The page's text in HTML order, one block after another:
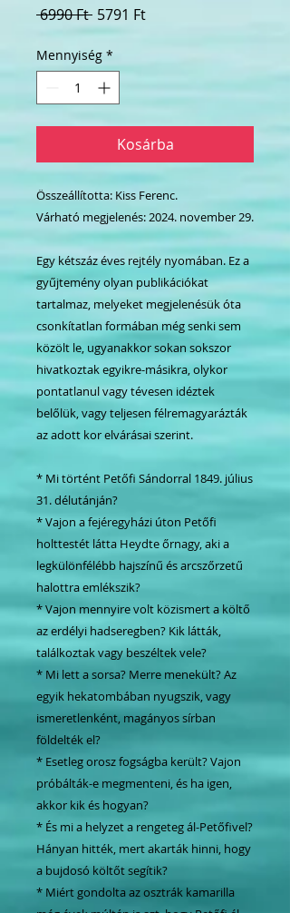
6990 Ft Szokásos
ár
5791 FtAkciós
Mennyiség *
Kosárba
Összeállította: Kiss Ferenc.
Várható megjelenés: 2024. november 29.
Egy kétszáz éves rejtély nyomában. Ez a
gyűjtemény olyan publikációkat
tartalmaz, melyeket megjelenésük óta
csonkítatlan formában még senki sem
közölt le, ugyanakkor sokan sokszor
hivatkoztak egyikre-másikra, olykor
pontatlanul vagy tévesen idéztek
belőlük, vagy teljesen félremagyarázták
az adott kor elvárásai szerint.
* Mi történt Petőfi Sándorral 1849. július
31. délutánján?
* Vajon a fejéregyházi úton Petőfi
holttestét látta Heydte őrnagy, aki a
legkülönfélébb hajszínű és arcszőrzetű
halottra emlékszik?
* Vajon mennyire volt közismert a költő
az erdélyi hadseregben? Kik látták,
találkoztak vagy beszéltek vele?
* Mi lett a sorsa? Merre menekült? Az
egyik hekatombában nyugszik, vagy
ismeretlenként, magányos sírban
földelték el?
* Esetleg orosz fogságba került? Vajon
próbálták-e megmenteni, és ha igen,
akkor kik és hogyan?
* És mi a helyzet a rengeteg ál-Petőfivel?
Hányan hitték, mert akarták hinni, hogy
a bujdosó költőt segítik?
* Miért gondolta az osztrák kamarilla